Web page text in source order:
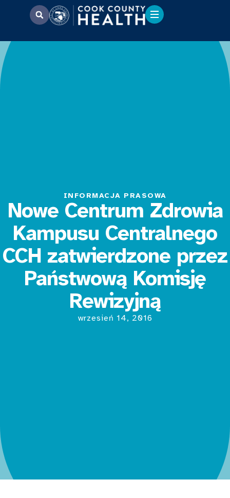
INFORMACJA PRASOWA
Nowe Centrum Zdrowia
Kampusu Centralnego
CCH zatwierdzone przez
Państwową Komisję
Rewizyjną
wrzesień 14, 2016